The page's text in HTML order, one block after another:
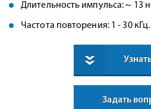
Длительность импульса: ~ 13
Частота повторения: 1 - 30 кГц.
Задать